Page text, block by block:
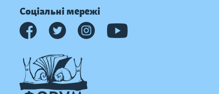
Соціальні мережі